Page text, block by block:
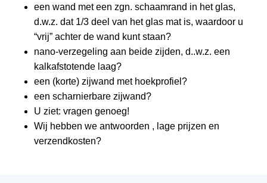
een wand met een zgn. schaamrand in het glas,
d.w.z. dat 1/3 deel van het glas mat is, waardoor u
“vrij” achter de wand kunt staan?
nano-verzegeling aan beide zijden, d..w.z. een
kalkafstotende laag?
een (korte) zijwand met hoekprofiel?
een scharnierbare zijwand?
U ziet: vragen genoeg!
Wij hebben we antwoorden , lage prijzen en
verzendkosten?